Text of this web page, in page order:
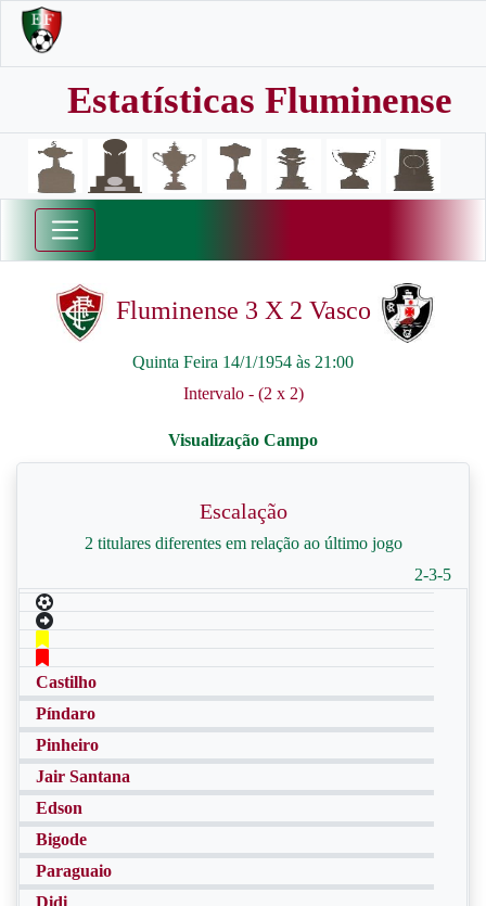
Estatísticas Fluminense
Fluminense 3 X 2 Vasco
Quinta Feira 14/1/1954 às 21:00
Intervalo - (2 x 2)
Escalação
2 titulares diferentes em relação ao último jogo
2-3-5
Castilho
Píndaro
Pinheiro
Jair Santana
Edson
Bigode
Paraguaio
Didi